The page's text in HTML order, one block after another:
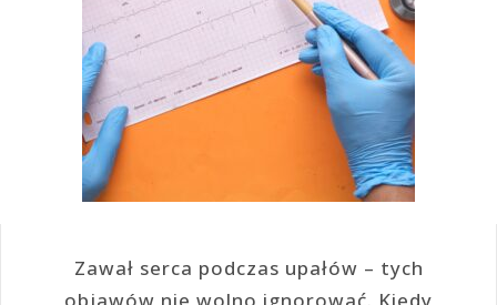
Zawał serca podczas upałów – tych